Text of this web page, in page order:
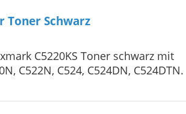
Toner Schwarz
C5220KS Toner schwarz mit
C522N, C524, C524DN, C524DTN.